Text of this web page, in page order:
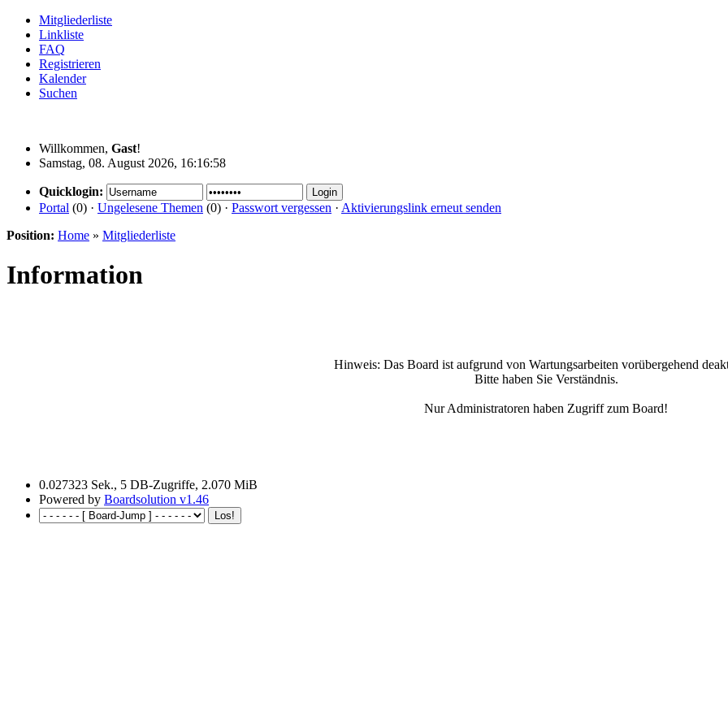
Mitgliederliste
Linkliste
FAQ
Registrieren
Kalender
Suchen
Willkommen, Gast!
Samstag, 08. August 2026, 16:16:58
Quicklogin:
Portal (0) · Ungelesene Themen (0) · Passwort vergessen · Aktivierungslink erneut senden
Position: Home » Mitgliederliste
Information
Hinweis: Das Board ist aufgrund von Wartungsarbeiten vorübergehend
Bitte haben Sie Verständnis.
Nur Administratoren haben Zugriff zum Board!
0.027323 Sek., 5 DB-Zugriffe, 2.070 MiB
Powered by Boardsolution v1.46